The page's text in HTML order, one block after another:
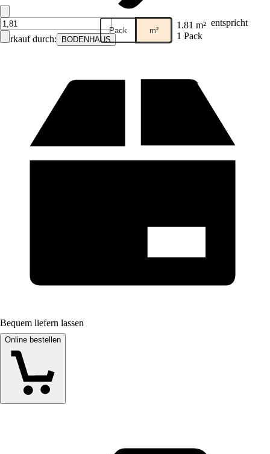
Verkauf durch: BODENHAUS
Pack m² 1.81 m² entspricht
1 Pack
Bequem liefern lassen
Online bestellen